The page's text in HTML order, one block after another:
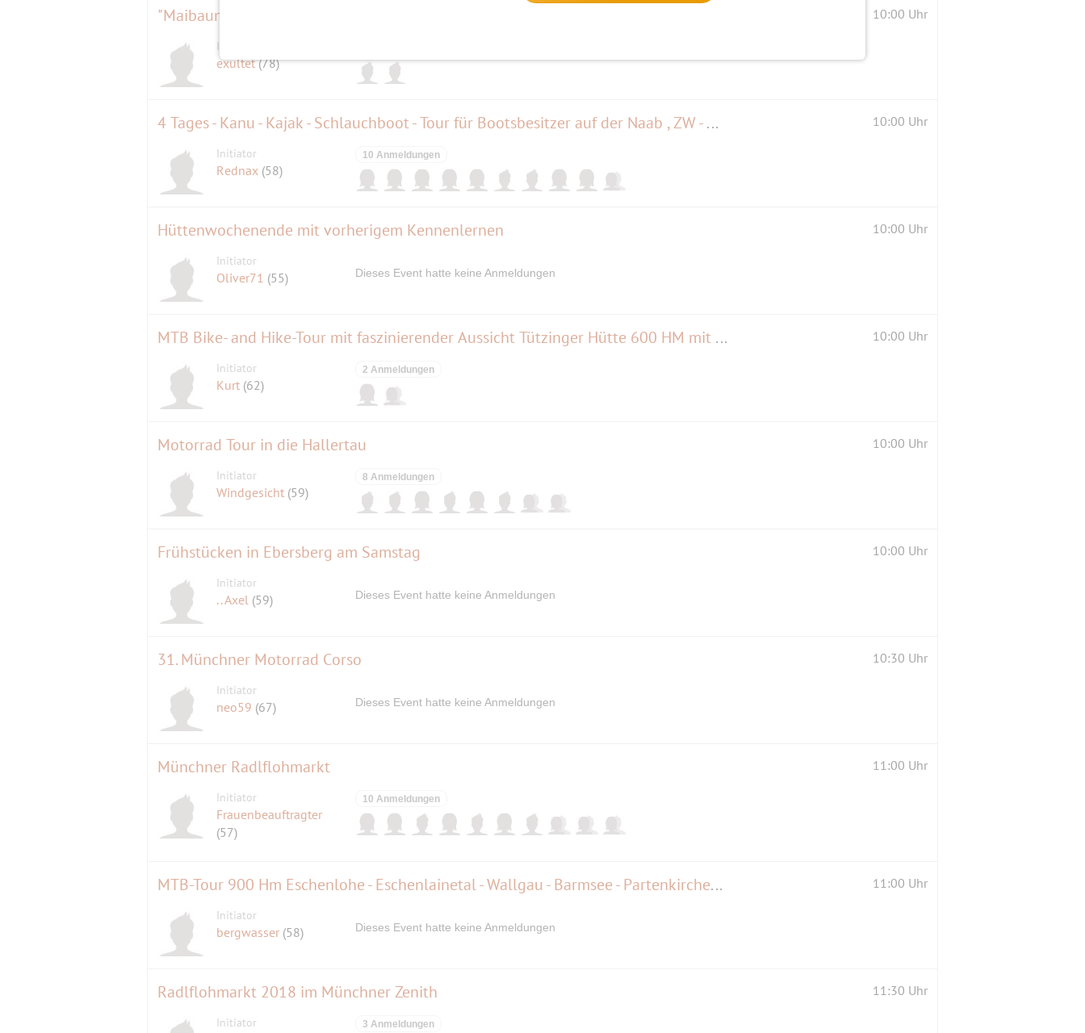
"Maibaum aufstellen" 10:00 Uhr
Initiator
exultet(78)
4 Tages - Kanu - Kajak - Schlauchboot - Tour für Bootsbesitzer auf der Naab , ZW - WW I , 10:00 Uhr
Initiator
Rednax (58)
10 Anmeldungen
Hüttenwochenende mit vorherigem Kennenlernen 10:00 Uhr
Initiator
Oliver71 (55) Dieses Event hatte keine Anmeldungen
MTB Bike- and Hike-Tour mit faszinierender Aussicht Tützinger Hütte 600 HM mit MTB 200 HM zu Fuß 10:00 Uhr
Initiator
Kurt (62)
2 Anmeldungen
Motorrad Tour in die Hallertau 10:00 Uhr
Initiator
Windgesicht (59)
8 Anmeldungen
Frühstücken in Ebersberg am Samstag 10:00 Uhr
Initiator
.. Axel (59) Dieses Event hatte keine Anmeldungen
31. Münchner Motorrad Corso 10:30 Uhr
Initiator
neo59 (67) Dieses Event hatte keine Anmeldungen
Münchner Radlflohmarkt 11:00 Uhr
Initiator
Frauenbeauftragter
(57)
10 Anmeldungen
MTB-Tour 900 Hm Eschenlohe - Eschenlainetal - Wallgau - Barmsee - Partenkirchen - Eschenlohe 11:00 Uhr
Initiator
bergwasser (58) Dieses Event hatte keine Anmeldungen
Radlflohmarkt 2018 im Münchner Zenith 11:30 Uhr
Initiator 3 Anmeldungen